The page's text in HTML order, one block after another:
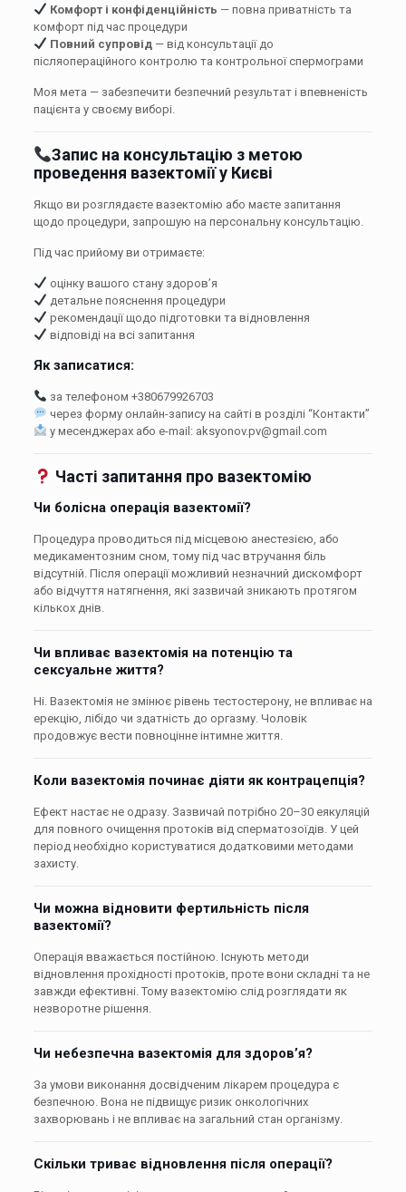
Комфорт і конфіденційність — повна приватність та
комфорт під час процедури
Повний супровід— від консультації до
післяопераційного контролю та контрольної спермограми
Моя мета — забезпечити безпечний результат і впевненість
пацієнта у своєму виборі.
Запис на консультацію з метою
проведення вазектомії у Києві
Якщо ви розглядаєте вазектомію або маєте запитання
щодо процедури, запрошую на персональну консультацію.
Під час прийому ви отримаєте:
оцінку вашого стану здоров’я
детальне пояснення процедури
рекомендації щодо підготовки та відновлення
відповіді на всі запитання
Як записатися:
за телефоном +380679926703
через форму онлайн-запису на сайті в розділі “Контакти”
у месенджерах або e-mail: aksyonov.pv@gmail.com
Часті запитання про вазектомію
Чи болісна операція вазектомії?
Процедура проводиться під місцевою анестезією, або
медикаментозним сном, тому під час втручання біль
відсутній. Після операції можливий незначний дискомфорт
або відчуття натягнення, які зазвичай зникають протягом
кількох днів.
Чи впливає вазектомія на потенцію та
сексуальне життя?
Ні. Вазектомія не змінює рівень тестостерону, не впливає на
ерекцію, лібідо чи здатність до оргазму. Чоловік
продовжує вести повноцінне інтимне життя.
Коли вазектомія починає діяти як контрацепція?
Ефект настає не одразу. Зазвичай потрібно 20–30 еякуляцій
для повного очищення протоків від сперматозоїдів. У цей
період необхідно користуватися додатковими методами
захисту.
Чи можна відновити фертильність після
вазектомії?
Операція вважається постійною. Існують методи
відновлення прохідності протоків, проте вони складні та не
завжди ефективні. Тому вазектомію слід розглядати як
незворотне рішення.
Чи небезпечна вазектомія для здоров’я?
За умови виконання досвідченим лікарем процедура є
безпечною. Вона не підвищує ризик онкологічних
захворювань і не впливає на загальний стан організму.
Скільки триває відновлення після операції?